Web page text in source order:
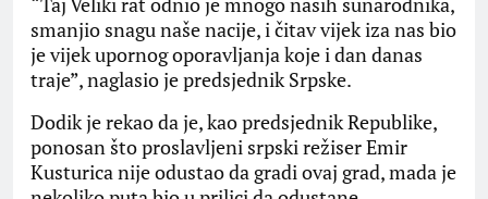
smanjio snagu naše nacije, i čitav vijek iza nas bio
je vijek upornog oporavljanja koje i dan danas
traje”, naglasio je predsjednik Srpske.
Dodik je rekao da je, kao predsjednik Republike,
ponosan što proslavljeni srpski režiser Emir
Kusturica nije odustao da gradi ovaj grad, mada je